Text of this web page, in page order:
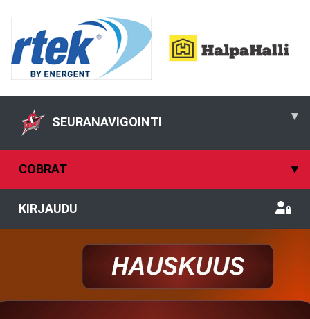
SEURANAVIGOINTI ▾
COBRAT ▾
KIRJAUDU